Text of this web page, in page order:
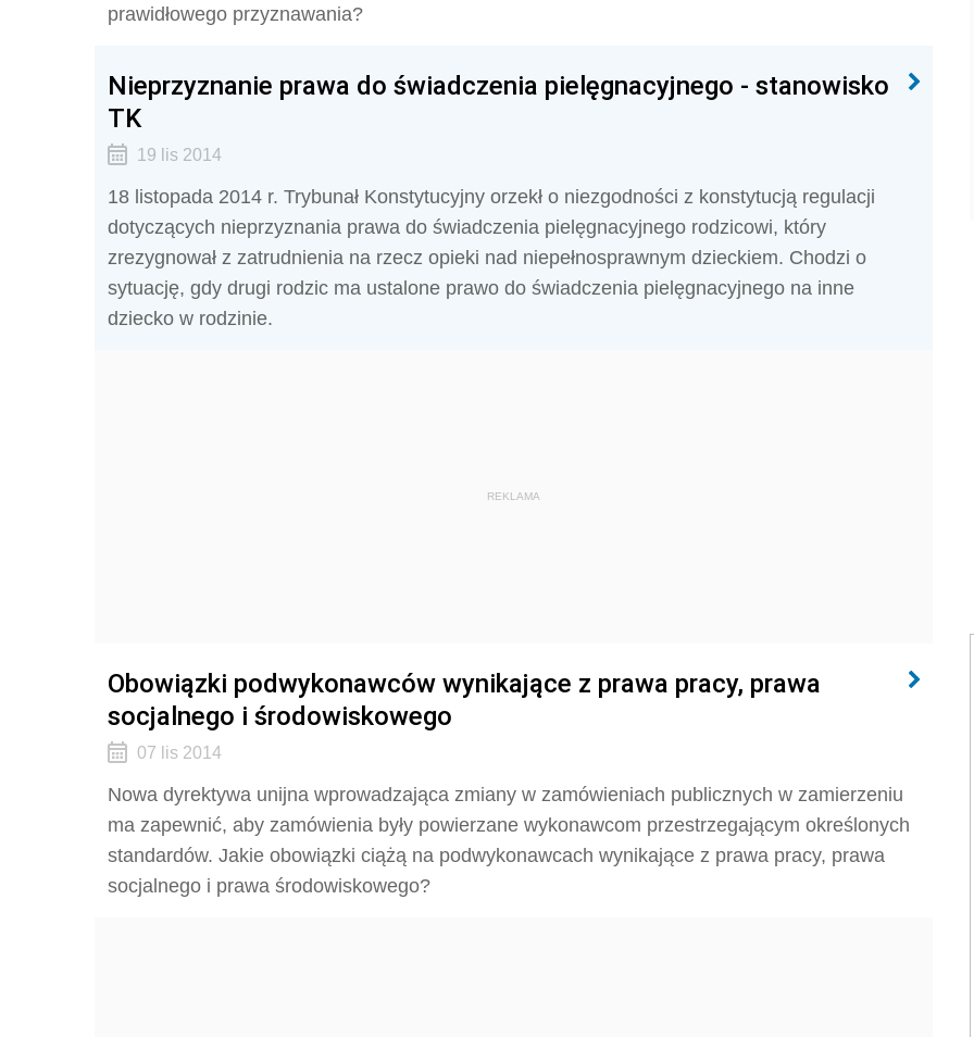
prawidłowego przyznawania?
Nieprzyznanie prawa do świadczenia pielęgnacyjnego - stanowisko
TK
19 lis 2014
18 listopada 2014 r. Trybunał Konstytucyjny orzekł o niezgodności z konstytucją regulacji
dotyczących nieprzyznania prawa do świadczenia pielęgnacyjnego rodzicowi, który
zrezygnował z zatrudnienia na rzecz opieki nad niepełnosprawnym dzieckiem. Chodzi o
sytuację, gdy drugi rodzic ma ustalone prawo do świadczenia pielęgnacyjnego na inne
dziecko w rodzinie.
REKLAMA
Obowiązki podwykonawców wynikające z prawa pracy, prawa
socjalnego i środowiskowego
07 lis 2014
Nowa dyrektywa unijna wprowadzająca zmiany w zamówieniach publicznych w zamierzeniu
ma zapewnić, aby zamówienia były powierzane wykonawcom przestrzegającym określonych
standardów. Jakie obowiązki ciążą na podwykonawcach wynikające z prawa pracy, prawa
socjalnego i prawa środowiskowego?